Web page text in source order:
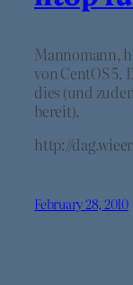
Mannomann,
von CentOS 5.
dies (und
bereit).
http://
February 28, 2010